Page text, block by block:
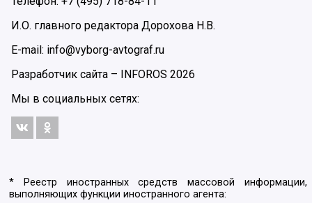
И.О. главного редактора Дорохова Н.В.
E-mail: info@vyborg-avtograf.ru
Разработчик сайта –
INFOROS 2026
Мы в социальных сетях:
* Реестр иностранных средств массовой информации,
выполняющих функции иностранного агента: